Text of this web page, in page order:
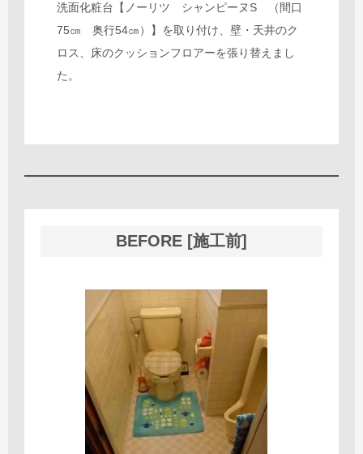
洗面化粧台【ノーリツ シャンピーヌS （間口
75㎝ 奥行54㎝）】を取り付け、壁・天井のク
ロス、床のクッションフロアーを張り替えまし
た。
BEFORE [施工前]